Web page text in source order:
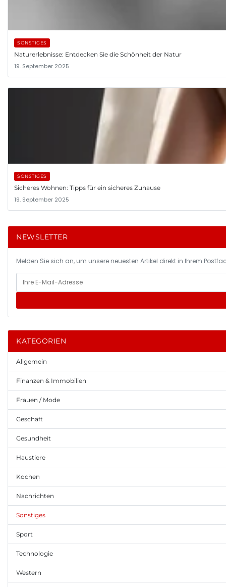
SONSTIGES
Naturerlebnisse: Entdecken Sie die Schönheit der Natur
19. September 2025
SONSTIGES
Sicheres Wohnen: Tipps für ein sicheres Zuhause
19. September 2025
NEWSLETTER
Melden Sie sich an, um unsere neuesten Artikel direkt in Ihrem
KATEGORIEN
Allgemein
Finanzen & Immobilien
Frauen / Mode
Geschäft
Gesundheit
Haustiere
Kochen
Nachrichten
Sonstiges
Sport
Technologie
Western